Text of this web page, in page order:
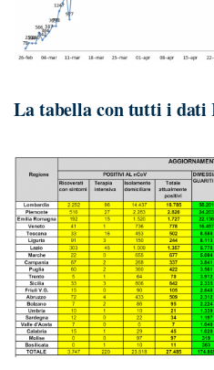
La tabella con tutti i dati